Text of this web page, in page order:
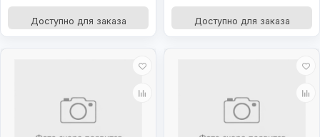
Доступно для заказа Доступно для заказа